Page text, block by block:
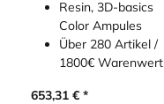
Resin, 3D-basics
Color Ampules
Über 280 Artikel /
1800€ Warenwert
653,31 €